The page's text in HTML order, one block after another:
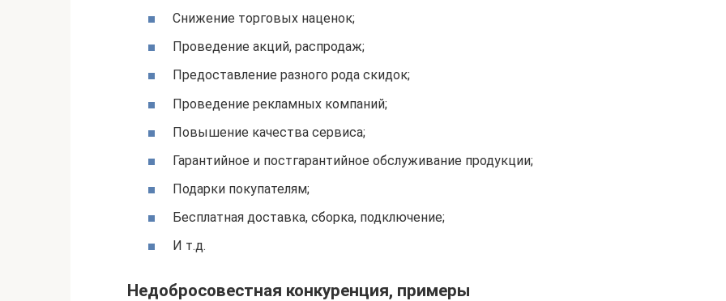
Снижение торговых наценок;
Проведение акций, распродаж;
Предоставление разного рода скидок;
Проведение рекламных компаний;
Повышение качества сервиса;
Гарантийное и постгарантийное обслуживание продукции;
Подарки покупателям;
Бесплатная доставка, сборка, подключение;
И т.д.
Недобросовестная конкуренция, примеры